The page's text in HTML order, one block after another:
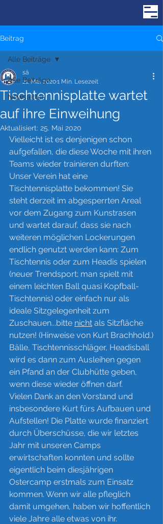
Beitrag
Alle Beiträge
Newsletter
Alle Beiträge
Tischtennisplatte wartet
auf ihre Einweihung
sä
21. Mai 20201 Min. Lesezeit
Aktualisiert: 25. Mai 2020
Vielleicht ist es denjenigen schon
aufgefallen, die diese Woche mit ihren
Teams wieder trainieren durften:
Unser Verein hat eine
Tischtennisplatte bekommen! Sie
steht derzeit im abgesperrten Areal
vor dem Zugang zum Kunstrasen
und wartet darauf, dass sie nach
weiteren möglichen Lockerungen
endlich genutzt werden kann: Zum
Tischtennis oder zum Headis spielen
(neuer Trendsport; man spielt mit
einem leichten Ball quasi Kopfball-
Tischtennis) oder einfach nur als
ideale Sitzgelegenheit zum
Zuschauen...bitte nicht als Sitzfläche
nutzen! (Hinweise von Kurt Brachhold.)
Bälle, Tischtennisschläger, Headisball
wird es dann zum Ausleihen gegen
ein Pfand an der Clubhütte geben,
wenn diese wieder öffnen darf.
Vielen Dank an den Vorstand und
insbesondere Kurt fürs Aufbauen und
Aufstellen! Die Platte wurde finanziert
durch Überschüsse, die wir letztes
Jahr mit unseren Camps
erwirtschaften konnten und sollte
eigentlich beim diesjährigen
Ostercamp erstmals zum Einsatz
kommen. Wenn wir alle pfleglich
damit umgehen, haben wir hoffentlich
viele Jahre alle etwas von ihr.